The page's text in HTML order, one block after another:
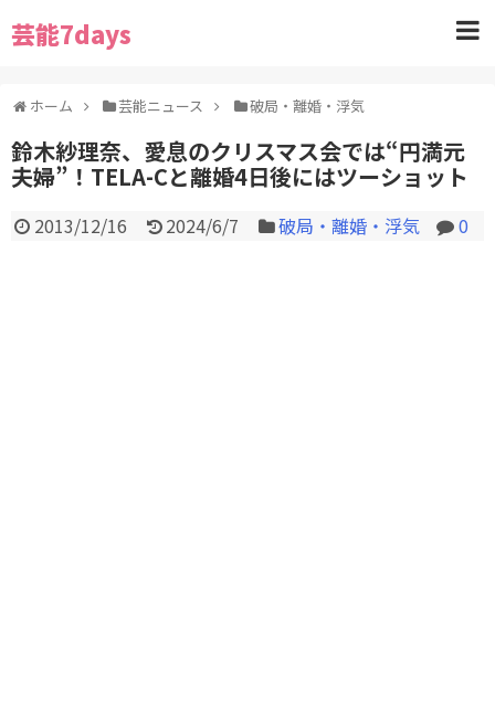
芸能7days
ホーム 芸能ニュース 破局・離婚・浮気
鈴木紗理奈、愛息のクリスマス会では“円満元
夫婦”！TELA-Cと離婚4日後にはツーショット
2013/12/16 2024/6/7 破局・離婚・浮気 0